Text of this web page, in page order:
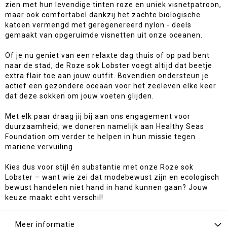
zien met hun levendige tinten roze en uniek visnetpatroon,
maar ook comfortabel dankzij het zachte biologische
katoen vermengd met geregenereerd nylon - deels
gemaakt van opgeruimde visnetten uit onze oceanen.
Of je nu geniet van een relaxte dag thuis of op pad bent
naar de stad, de Roze sok Lobster voegt altijd dat beetje
extra flair toe aan jouw outfit. Bovendien ondersteun je
actief een gezondere oceaan voor het zeeleven elke keer
dat deze sokken om jouw voeten glijden.
Met elk paar draag jij bij aan ons engagement voor
duurzaamheid; we doneren namelijk aan Healthy Seas
Foundation om verder te helpen in hun missie tegen
mariene vervuiling.
Kies dus voor stijl én substantie met onze Roze sok
Lobster – want wie zei dat modebewust zijn en ecologisch
bewust handelen niet hand in hand kunnen gaan? Jouw
keuze maakt echt verschil!
Meer informatie